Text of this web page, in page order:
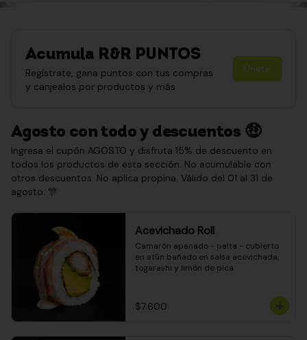
Acumula R&R PUNTOS
Regístrate, gana puntos con tus compras
y canjealos por productos y más
Únete
Agosto con todo y descuentos 🤑
Ingresa el cupón AGOSTO y disfruta 15% de descuento en
todos los productos de esta sección. No acumulable con
otros descuentos. No aplica propina. Válido del 01 al 31 de
agosto. 🎊
Acevichado Roll
Camarón apanado - palta - cubierto
en atún bañado en salsa acevichada,
togarashi y limón de pica
$7.600